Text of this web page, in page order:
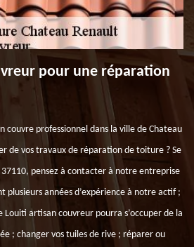
pour une réparation
couvre professionnel dans la ville de Chateau
de vos travaux de réparation de toiture ? Se
pensez à contacter à notre entreprise
plusieurs années d’expérience à notre actif ;
artisan couvreur pourra s’occuper de la
; changer vos tuiles de rive ; réparer ou